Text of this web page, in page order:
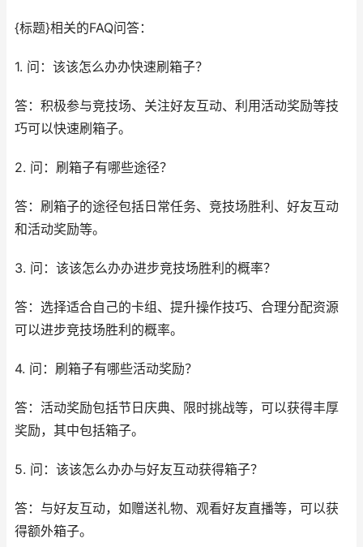
{标题}相关的FAQ问答：
1. 问：该该怎么办办快速刷箱子？
答：积极参与竞技场、关注好友互动、利用活动奖励等技
巧可以快速刷箱子。
2. 问：刷箱子有哪些途径？
答：刷箱子的途径包括日常任务、竞技场胜利、好友互动
和活动奖励等。
3. 问：该该怎么办办进步竞技场胜利的概率？
答：选择适合自己的卡组、提升操作技巧、合理分配资源
可以进步竞技场胜利的概率。
4. 问：刷箱子有哪些活动奖励？
答：活动奖励包括节日庆典、限时挑战等，可以获得丰厚
奖励，其中包括箱子。
5. 问：该该怎么办办与好友互动获得箱子？
答：与好友互动，如赠送礼物、观看好友直播等，可以获
得额外箱子。